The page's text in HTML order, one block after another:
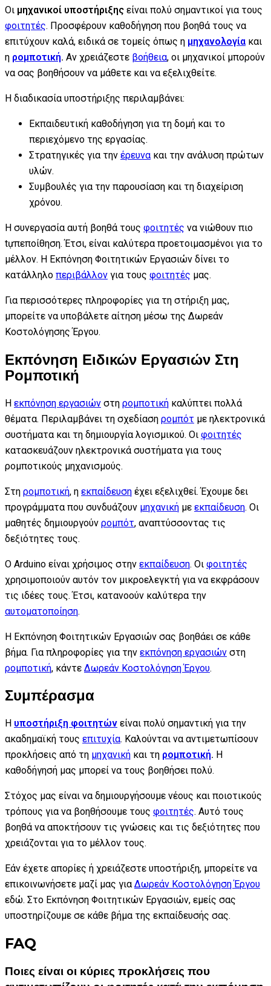
Οι μηχανικοί υποστήριξης είναι πολύ σημαντικοί για τους
φοιτητές. Προσφέρουν καθοδήγηση που βοηθά τους να
επιτύχουν καλά, ειδικά σε τομείς όπως η μηχανολογία και
η ρομποτική. Αν χρειάζεστε βοήθεια, οι μηχανικοί μπορούν
να σας βοηθήσουν να μάθετε και να εξελιχθείτε.
Η διαδικασία υποστήριξης περιλαμβάνει:
Εκπαιδευτική καθοδήγηση για τη δομή και το
περιεχόμενο της εργασίας.
Στρατηγικές για την έρευνα και την ανάλυση πρώτων
υλών.
Συμβουλές για την παρουσίαση και τη διαχείριση
χρόνου.
Η συνεργασία αυτή βοηθά τους φοιτητές να νιώθουν πιο
tựπεποίθηση. Έτσι, είναι καλύτερα προετοιμασμένοι για το
μέλλον. Η Εκπόνηση Φοιτητικών Εργασιών δίνει το
κατάλληλο περιβάλλον για τους φοιτητές μας.
Για περισσότερες πληροφορίες για τη στήριξη μας,
μπορείτε να υποβάλετε αίτηση μέσω της Δωρεάν
Κοστολόγησης Έργου.
Εκπόνηση Ειδικών Εργασιών Στη
Ρομποτική
Η εκπόνηση εργασιών στη ρομποτική καλύπτει πολλά
θέματα. Περιλαμβάνει τη σχεδίαση ρομπότ με ηλεκτρονικά
συστήματα και τη δημιουργία λογισμικού. Οι φοιτητές
κατασκευάζουν ηλεκτρονικά συστήματα για τους
ρομποτικούς μηχανισμούς.
Στη ρομποτική, η εκπαίδευση έχει εξελιχθεί. Έχουμε δει
προγράμματα που συνδυάζουν μηχανική με εκπαίδευση. Οι
μαθητές δημιουργούν ρομπότ, αναπτύσσοντας τις
δεξιότητες τους.
Ο Arduino είναι χρήσιμος στην εκπαίδευση. Οι φοιτητές
χρησιμοποιούν αυτόν τον μικροελεγκτή για να εκφράσουν
τις ιδέες τους. Έτσι, κατανοούν καλύτερα την
αυτοματοποίηση.
Η Εκπόνηση Φοιτητικών Εργασιών σας βοηθάει σε κάθε
βήμα. Για πληροφορίες για την εκπόνηση εργασιών στη
ρομποτική, κάντε Δωρεάν Κοστολόγηση Έργου.
Συμπέρασμα
Η υποστήριξη φοιτητών είναι πολύ σημαντική για την
ακαδημαϊκή τους επιτυχία. Καλούνται να αντιμετωπίσουν
προκλήσεις από τη μηχανική και τη ρομποτική. Η
καθοδήγησή μας μπορεί να τους βοηθήσει πολύ.
Στόχος μας είναι να δημιουργήσουμε νέους και ποιοτικούς
τρόπους για να βοηθήσουμε τους φοιτητές. Αυτό τους
βοηθά να αποκτήσουν τις γνώσεις και τις δεξιότητες που
χρειάζονται για το μέλλον τους.
Εάν έχετε απορίες ή χρειάζεστε υποστήριξη, μπορείτε να
επικοινωνήσετε μαζί μας γιαΔωρεάν Κοστολόγηση Έργου
εδώ. Στο Εκπόνηση Φοιτητικών Εργασιών, εμείς σας
υποστηρίζουμε σε κάθε βήμα της εκπαίδευσής σας.
FAQ
Ποιες είναι οι κύριες προκλήσεις που